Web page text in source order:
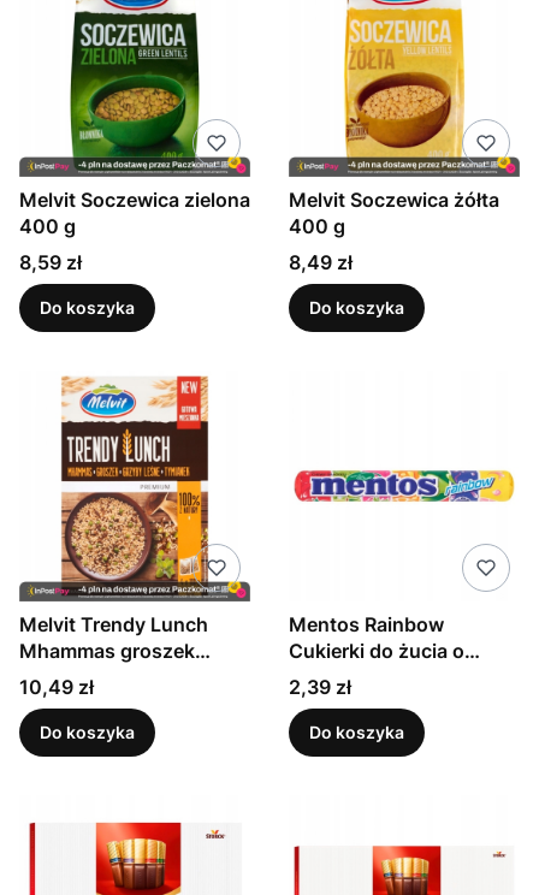
Melvit Soczewica zielona
400 g
Cena
8,59 zł
Do koszyka
Melvit Soczewica żółta
400 g
Cena
8,49 zł
Do koszyka
Melvit Trendy Lunch
Mhammas groszek
grzyby 400 g
Cena
10,49 zł
Do koszyka
Mentos Rainbow
Cukierki do żucia o
smaku owocowym 37,5
Cena
2,39 zł
Do koszyka